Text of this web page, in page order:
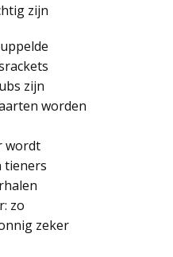
zijn
zijn
worden
wordt
tieners
zo
zeker